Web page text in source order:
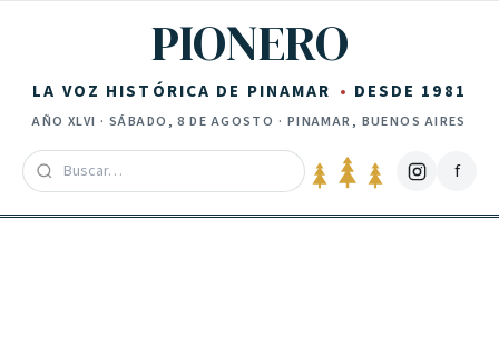
PIONERO
LA VOZ HISTÓRICA DE PINAMAR DESDE 1981
AÑO XLVI · SÁBADO, 8 DE AGOSTO · PINAMAR, BUENOS AIRES
f